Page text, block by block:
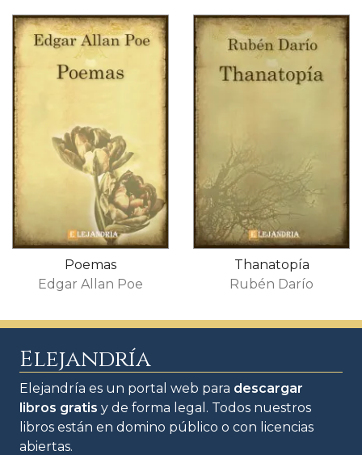
Poemas
Edgar Allan Poe
Thanatopía
Rubén Darío
Elejandría
Elejandría es un portal web para descargar
libros gratis y de forma legal. Todos nuestros
libros están en domino público o con licencias
abiertas.